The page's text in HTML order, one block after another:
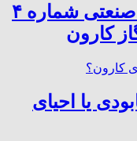
🔸افتتاح آشپزخانه مجموعه صنعتی شماره ۴
کارون
یا احیای